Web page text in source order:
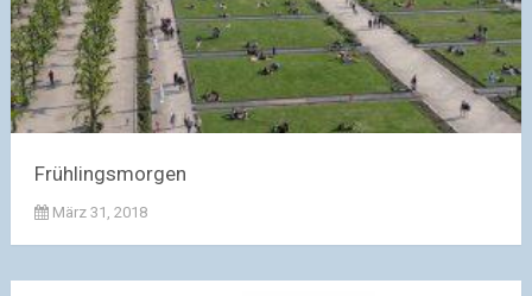
Frühlingsmorgen
März 31, 2018